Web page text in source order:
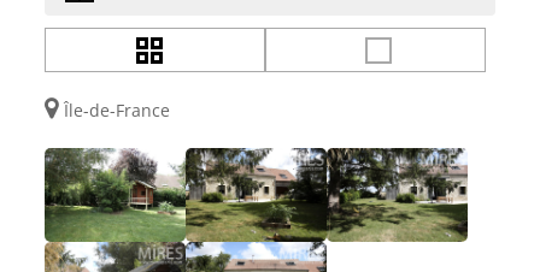
Île-de-France